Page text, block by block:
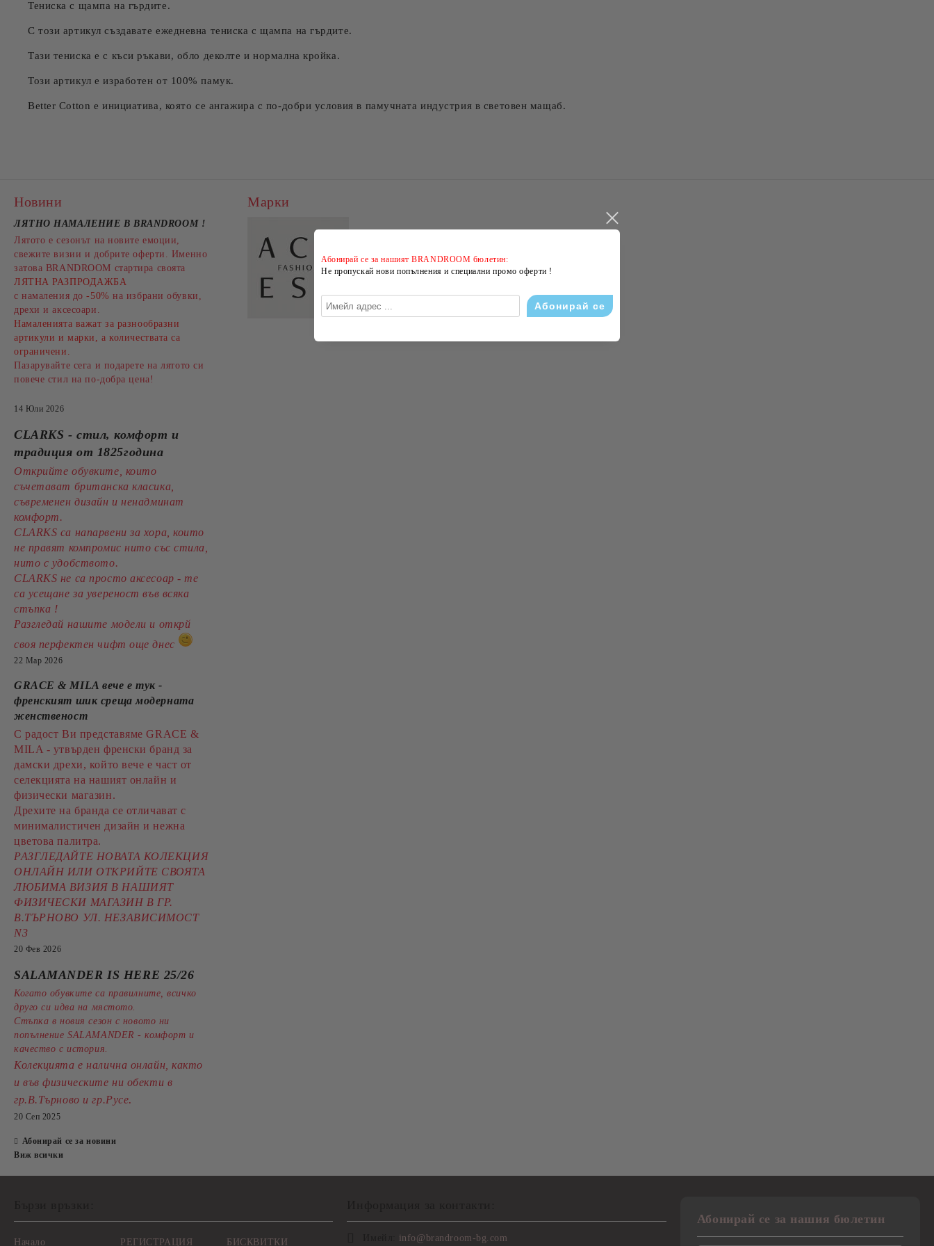
Тениска с щампа на гърдите.
С този артикул създавате ежедневна тениска с щампа на гърдите.
Тази тениска е с къси ръкави, обло деколте и нормална кройка.
Този артикул е изработен от 100% памук.
Better Cotton е инициатива, която се ангажира с по-добри условия в памучната индустрия в световен мащаб.
Новини
ЛЯТНО НАМАЛЕНИЕ В BRANDROOM !
Лятото е сезонът на новите емоции,
свежите визии и добрите оферти. Именно
затова BRANDROOM стартира своята
ЛЯТНА РАЗПРОДАЖБА
с намаления до -50% на избрани обувки,
дрехи и аксесоари.
Намаленията важат за разнообразни
артикули и марки, а количествата са
ограничени.
Пазарувайте сега и подарете на лятото си
повече стил на по-добра цена!
14 Юли 2026
CLARKS - стил, комфорт и
традиция от 1825година
Открийте обувките, които
съчетават британска класика,
съвременен дизайн и ненадминат
комфорт.
CLARKS са напарвени за хора, които
не правят компромис нито със стила,
нито с удобството.
CLARKS не са просто аксесоар - те
са усещане за увереност във всяка
стъпка !
Разгледай нашите модели и открй
своя перфектен чифт още днес
22 Мар 2026
GRACE & MILA вече е тук -
френският шик среща модерната
женственост
С радост Ви представяме GRACE &
MILA - утвърден френски бранд за
дамски дрехи, който вече е част от
селекцията на нашият онлайн и
физически магазин.
Дрехите на бранда се отличават с
минималистичен дизайн и нежна
цветова палитра.
РАЗГЛЕДАЙТЕ НОВАТА КОЛЕКЦИЯ
ОНЛАЙН ИЛИ ОТКРИЙТЕ СВОЯТА
ЛЮБИМА ВИЗИЯ В НАШИЯТ
ФИЗИЧЕСКИ МАГАЗИН В ГР.
В.ТЪРНОВО УЛ. НЕЗАВИСИМОСТ
N3
20 Фев 2026
SALAMANDER IS HERE 25/26
Когато обувките са правилните, всичко
друго си идва на мястото.
Стъпка в новия сезон с новото ни
попълнение SALAMANDER - комфорт и
качество с история.
Колекцията е налична онлайн, както
и във физическите ни обекти в
гр.В.Търново и гр.Русе.
20 Сеп 2025
Абонирай се за новини
Виж всички
Марки
Начало РЕГИСТРАЦИЯ БИСКВИТКИ info@brandroom-bg.com
Абонирай се за нашия бюлетин
Абонирай се за нашият BRANDROOM бюлетин:
Не пропускай нови попълнения и специални промо оферти !